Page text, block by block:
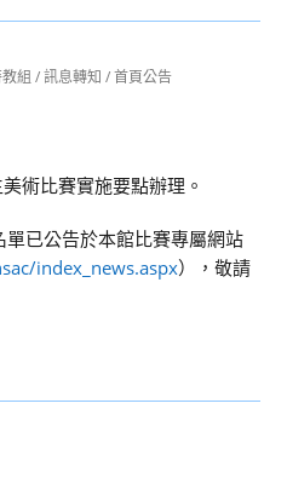
組 / 訊息轉知 / 首頁公告
術比賽實施要點辦理。
已公告於本館比賽專屬網站
index_news.aspx），敬請